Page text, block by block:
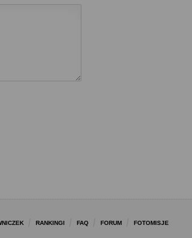
RANKINGI FAQ FORUM FOTOMISJE